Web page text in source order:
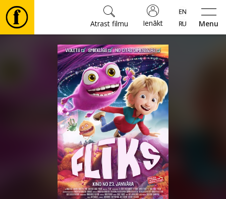
Menu
Ienākt
Atrast filmu
Pasākumi